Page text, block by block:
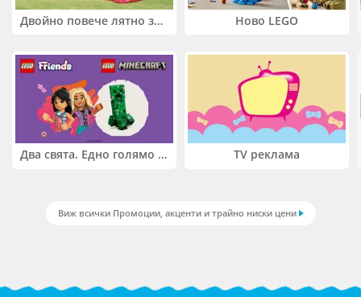
Двойно повече лятно забавление! Купи 2 продукта INTEX и вземи -33%
Два свята. Едно голямо приключение. Купи 2 продукта LEGO® Friends и/или LEGO® Minecraft и вземи -27%
Ново LEGO
TV реклама
Виж всички Промоции, акценти и трайно ниски цени